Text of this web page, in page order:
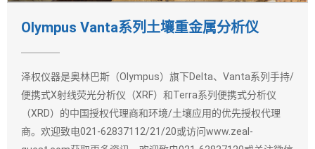
Olympus Vanta系列土壤重金属分析仪
泽权仪器是奥林巴斯（Olympus）旗下Delta、Vanta系列手持/
便携式X射线荧光分析仪（XRF）和Terra系列便携式分析仪
（XRD）的中国授权代理商和环境/土壤应用的优先授权代理
商。欢迎致电021-62837112/21/20或访问www.zeal-